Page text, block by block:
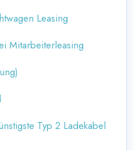
Leasing
Mitarbeiterleasing
Typ 2 Ladekabel